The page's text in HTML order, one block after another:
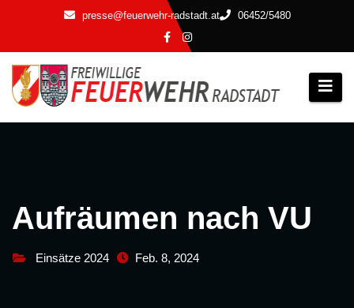
springen
presse@feuerwehr-radstadt.at 06452/5480
Aufräumen nach VU
Einsätze 2024 Feb. 8, 2024